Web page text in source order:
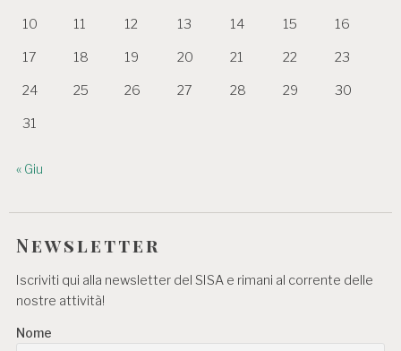
10 11 12 13 14 15 16
17 18 19 20 21 22 23
24 25 26 27 28 29 30
31
« Giu
Newsletter
Iscriviti qui alla newsletter del SISA e rimani al corrente delle
nostre attività!
Nome